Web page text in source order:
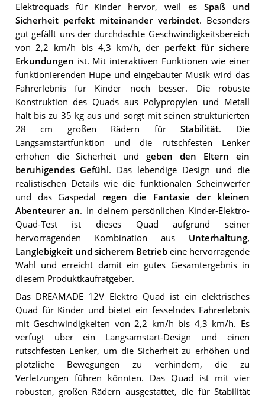
Elektroquads für Kinder hervor, weil es Spaß und
Sicherheit perfekt miteinander verbindet. Besonders
gut gefällt uns der durchdachte Geschwindigkeitsbereich
von 2,2 km/h bis 4,3 km/h, der perfekt für sichere
Erkundungen ist. Mit interaktiven Funktionen wie einer
funktionierenden Hupe und eingebauter Musik wird das
Fahrerlebnis für Kinder noch besser. Die robuste
Konstruktion des Quads aus Polypropylen und Metall
hält bis zu 35 kg aus und sorgt mit seinen strukturierten
28 cm großen Rädern fürStabilität. Die
Langsamstartfunktion und die rutschfesten Lenker
erhöhen die Sicherheit undgeben den Eltern ein
beruhigendes Gefühl. Das lebendige Design und die
realistischen Details wie die funktionalen Scheinwerfer
und das Gaspedal regen die Fantasie der kleinen
Abenteurer an. In deinem persönlichen Kinder-Elektro-
Quad-Test ist dieses Quad aufgrund seiner
hervorragenden Kombination aus Unterhaltung,
Langlebigkeit und sicherem Betriebeine hervorragende
Wahl und erreicht damit ein gutes Gesamtergebnis in
diesem Produktkaufratgeber.
Das DREAMADE 12V Elektro Quad ist ein elektrisches
Quad für Kinder und bietet ein fesselndes Fahrerlebnis
mit Geschwindigkeiten von 2,2 km/h bis 4,3 km/h. Es
verfügt über ein Langsamstart-Design und einen
rutschfesten Lenker, um die Sicherheit zu erhöhen und
plötzliche Bewegungen zu verhindern, die zu
Verletzungen führen könnten. Das Quad ist mit vier
robusten, großen Rädern ausgestattet, die für Stabilität